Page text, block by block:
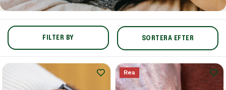
FILTER BY SORTERA EFTER
Rea